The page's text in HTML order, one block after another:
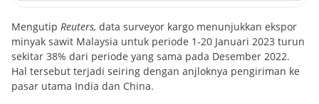
Mengutip Reuters, data surveyor kargo menunjukkan ekspor
minyak sawit Malaysia untuk periode 1-20 Januari 2023 turun
sekitar 38% dari periode yang sama pada Desember 2022.
Hal tersebut terjadi seiring dengan anjloknya pengiriman ke
pasar utama India dan China.